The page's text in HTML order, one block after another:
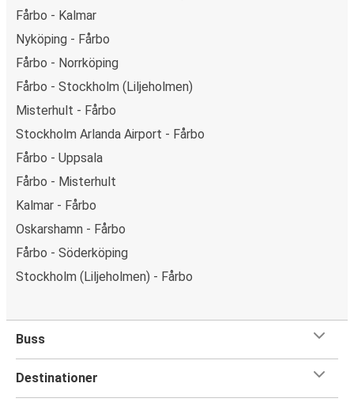
Fårbo - Kalmar
Nyköping - Fårbo
Fårbo - Norrköping
Fårbo - Stockholm (Liljeholmen)
Misterhult - Fårbo
Stockholm Arlanda Airport - Fårbo
Fårbo - Uppsala
Fårbo - Misterhult
Kalmar - Fårbo
Oskarshamn - Fårbo
Fårbo - Söderköping
Stockholm (Liljeholmen) - Fårbo
Buss
Destinationer